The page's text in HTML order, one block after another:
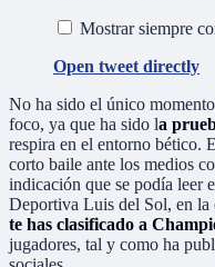
Mostrar siempre
Open tweet directly
No ha sido el único
foco, ya que ha sido la
respira en el entorno bético.
corto baile ante los medios
indicación que se podía leer
Deportiva Luis del Sol, en la
te has clasificado a
jugadores, tal y como ha